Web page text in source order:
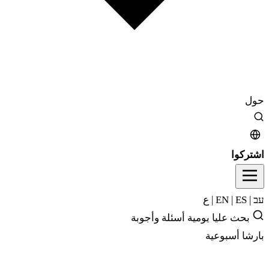
حول
اشتركوا
עב |
| ES
| ع
بحث عليا يومية أسئلة وأجوبة
بارشا أسبوعية